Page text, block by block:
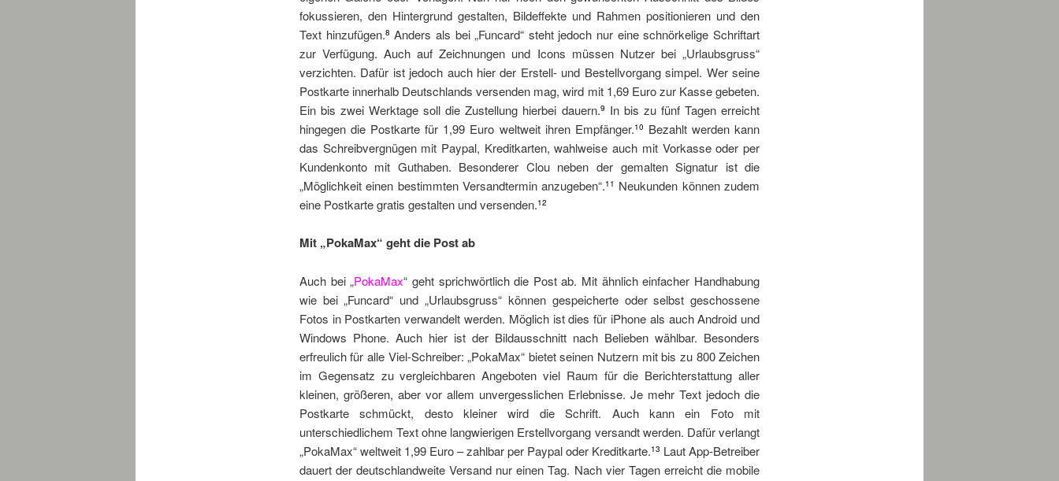
fokussieren, den Hintergrund gestalten, Bildeffekte und Rahmen positionieren und den
Text hinzufügen.8 Anders als bei „Funcard“ steht jedoch nur eine schnörkelige Schriftart
zur Verfügung. Auch auf Zeichnungen und Icons müssen Nutzer bei „Urlaubsgruss“
verzichten. Dafür ist jedoch auch hier der Erstell- und Bestellvorgang simpel. Wer seine
Postkarte innerhalb Deutschlands versenden mag, wird mit 1,69 Euro zur Kasse gebeten.
Ein bis zwei Werktage soll die Zustellung hierbei dauern.9 In bis zu fünf Tagen erreicht
hingegen die Postkarte für 1,99 Euro weltweit ihren Empfänger.10 Bezahlt werden kann
das Schreibvergnügen mit Paypal, Kreditkarten, wahlweise auch mit Vorkasse oder per
Kundenkonto mit Guthaben. Besonderer Clou neben der gemalten Signatur ist die
„Möglichkeit einen bestimmten Versandtermin anzugeben“.11 Neukunden können zudem
eine Postkarte gratis gestalten und versenden.12
Mit „PokaMax“ geht die Post ab
Auch bei „PokaMax“ geht sprichwörtlich die Post ab. Mit ähnlich einfacher Handhabung
wie bei „Funcard“ und „Urlaubsgruss“ können gespeicherte oder selbst geschossene
Fotos in Postkarten verwandelt werden. Möglich ist dies für iPhone als auch Android und
Windows Phone. Auch hier ist der Bildausschnitt nach Belieben wählbar. Besonders
erfreulich für alle Viel-Schreiber: „PokaMax“ bietet seinen Nutzern mit bis zu 800 Zeichen
im Gegensatz zu vergleichbaren Angeboten viel Raum für die Berichterstattung aller
kleinen, größeren, aber vor allem unvergesslichen Erlebnisse. Je mehr Text jedoch die
Postkarte schmückt, desto kleiner wird die Schrift. Auch kann ein Foto mit
unterschiedlichem Text ohne langwierigen Erstellvorgang versandt werden. Dafür verlangt
„PokaMax“ weltweit 1,99 Euro – zahlbar per Paypal oder Kreditkarte.13 Laut App-Betreiber
dauert der deutschlandweite Versand nur einen Tag. Nach vier Tagen erreicht die mobile